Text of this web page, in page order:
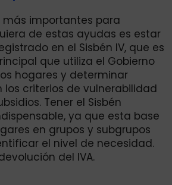
más importantes para
de estas ayudas es estar
en el Sisbén IV, que es
que utiliza el Gobierno
hogares y determinar
los criterios de vulnerabilidad
Tener el Sisbén
ya que esta base
en grupos y subgrupos
el nivel de necesidad.
del IVA.